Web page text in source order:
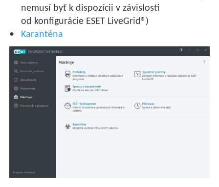
nemusí byť k dispozícii v závislosti
od konfigurácie ESET LiveGrid®)
Karanténa